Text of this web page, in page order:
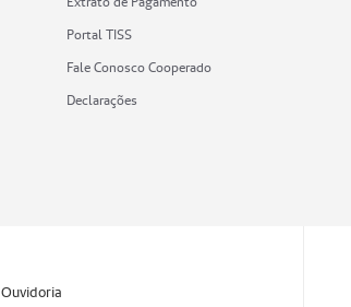
Portal TISS
Fale Conosco Cooperado
Declarações
Ouvidoria